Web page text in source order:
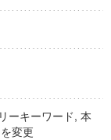
ーキーワード, 本
変更